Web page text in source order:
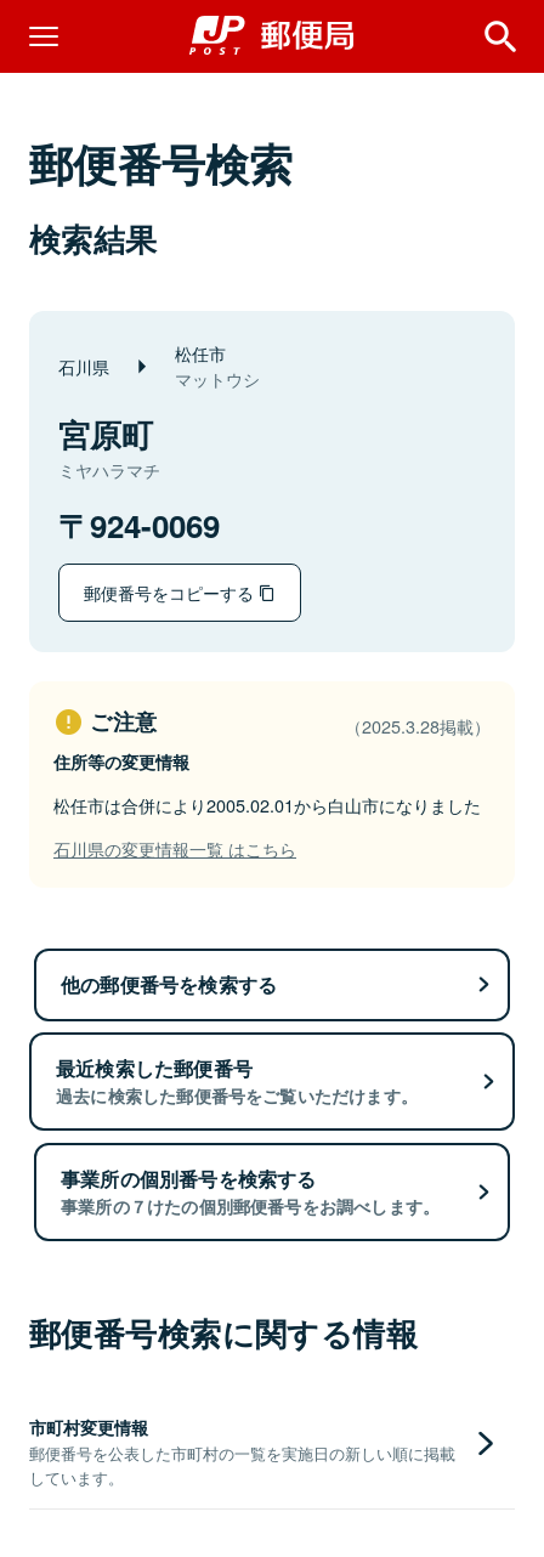
郵便番号検索
検索結果
石川県 松任市
マットウシ
宮原町
ミヤハラマチ
924-0069
郵便番号をコピーする
ご注意 （2025.3.28掲載）
住所等の変更情報
松任市は合併により2005.02.01から白山市になりました
石川県の変更情報一覧 はこちら
他の郵便番号を検索する
最近検索した郵便番号
過去に検索した郵便番号をご覧いただけます。
事業所の個別番号を検索する
事業所の７けたの個別郵便番号をお調べします。
郵便番号検索に関する情報
市町村変更情報
郵便番号を公表した市町村の一覧を実施日の新しい順に掲載
しています。